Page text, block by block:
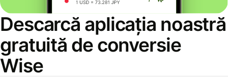
Descarcă aplicația noastră
gratuită de conversie
Wise